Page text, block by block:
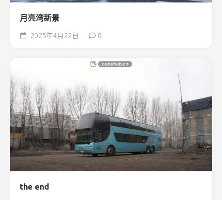
月亮湾新景
2025年4月22日 0
the end